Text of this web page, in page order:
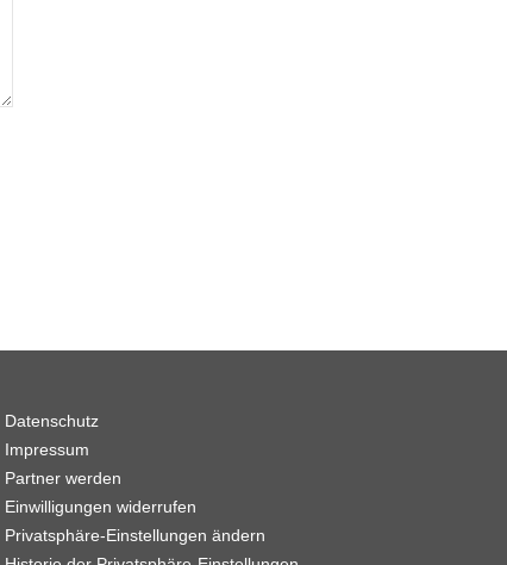
Datenschutz
Impressum
Partner werden
Einwilligungen widerrufen
Privatsphäre-Einstellungen ändern